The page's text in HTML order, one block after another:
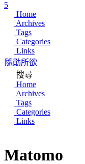
5
Home
Archives
Tags
Categories
Links
隨勛所欲
搜尋
Home
Archives
Tags
Categories
Links
Matomo